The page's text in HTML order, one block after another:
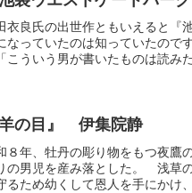
衣良氏の出世作ともいえると『
なっていたのは知っていたので
こういう男が書いたものは読み
羊の目』 伊集院静
８年、牡丹の彫り物をもつ夜鷹
の男児を産み落とした。 浅草
るため幼くして恩人を手にかけ